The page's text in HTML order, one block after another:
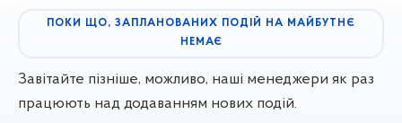
ПОКИ ЩО, ЗАПЛАНОВАНИХ ПОДІЙ НА МАЙБУТНЄ
НЕМАЄ
Завітайте пізніше, можливо, наші менеджери як раз
працюють над додаванням нових подій.